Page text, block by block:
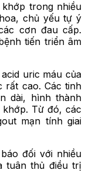
trong nhiều
chủ yếu tự ý
cơn đau cấp.
tiến triển âm
uric máu của
rất cao. Các tinh
dài, hình thành
Từ đó, các
mạn tính giai
đối với nhiều
tuân thủ điều trị